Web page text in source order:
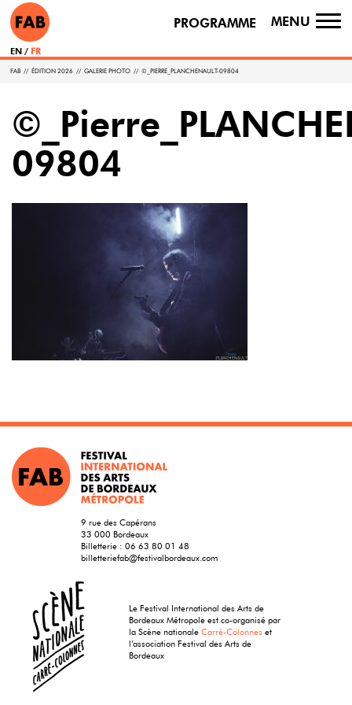
PROGRAMME MENU
EN FR
FAB // ÉDITION 2026 // GALERIE PHOTO // ©_PIERRE_PLANCHENAULT-09804
09804
9 rue des Capérans
33 000 Bordeaux
Billetterie : 06 63 80 01 48
billetteriefab@festivalbordeaux.com
Le Festival International des Arts de
Bordeaux Métropole est co-organisé par
la Scène nationaleCarré-Colonnes et
l’association Festival des Arts de
Bordeaux